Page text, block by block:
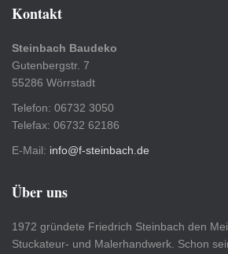
Kontakt
Steinbach Baudeko
Gutenbergstr. 7
55286 Wörrstadt
Telefon: 06732 3050
Telefax: 06732 62186
E-Mail: info@f-steinbach.de
Über uns
1972 gründete Friedrich Steinbach den
Stuckateur- und Malerhandwerk. Schon